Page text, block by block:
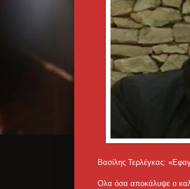
Βασίλης Τερλέγκας:
Ολα όσα αποκάλυψε ο